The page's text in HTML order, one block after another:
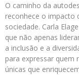
O caminho da
reconhece o impacto
sociedade. Carla
que não apenas
a inclusão e a
para expressar quem
únicas que